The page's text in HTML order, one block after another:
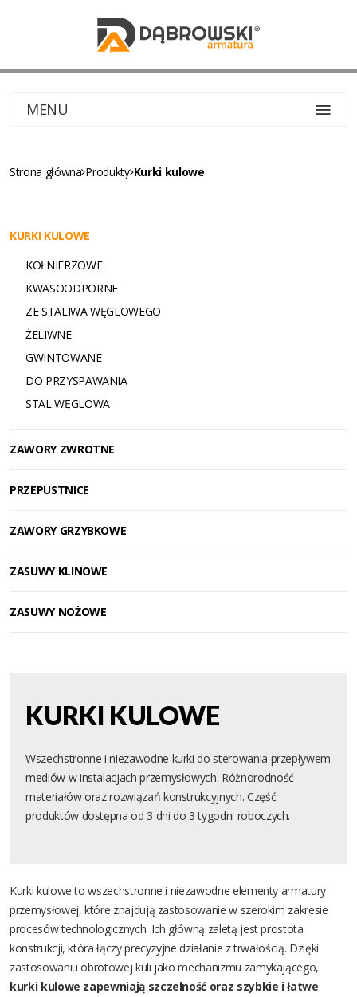
MENU
Strona główna Produkty Kurki kulowe
KURKI KULOWE
DO PRZYSPAWANIA
GWINTOWANE
KOŁNIERZOWE
KWASOODPORNE
STAL WĘGLOWA
ZE STALIWA WĘGLOWEGO
ŻELIWNE
PRZEPUSTNICE
ZASUWY KLINOWE
ZASUWY NOŻOWE
ZAWORY GRZYBKOWE
ZAWORY ZWROTNE
KURKI KULOWE
Wszechstronne i niezawodne kurki do sterowania przepływem
mediów w instalacjach przemysłowych. Różnorodność
materiałów oraz rozwiązań konstrukcyjnych. Część
produktów dostępna od 3 dni do 3 tygodni roboczych.
Kurki kulowe to wszechstronne i niezawodne elementy armatury
przemysłowej, które znajdują zastosowanie w szerokim zakresie
procesów technologicznych. Ich główną zaletą jest prostota
konstrukcji, która łączy precyzyjne działanie z trwałością. Dzięki
zastosowaniu obrotowej kuli jako mechanizmu zamykającego,
kurki kulowe zapewniają szczelność oraz szybkie i łatwe